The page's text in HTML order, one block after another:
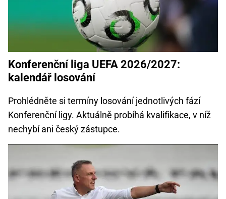
Konferenční liga UEFA 2026/2027:
kalendář losování
Prohlédněte si termíny losování jednotlivých fází
Konferenční ligy. Aktuálně probíhá kvalifikace, v níž
nechybí ani český zástupce.